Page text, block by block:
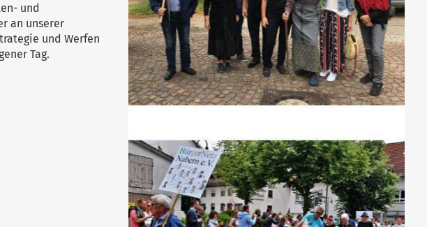
und
an unserer
und Werfen
Tag.